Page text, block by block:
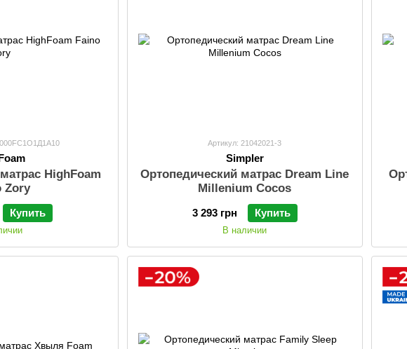
HighFoam
Zory
Купить
Артикул: 21042021-3
Simpler
Ортопедический матрас Dream Line
Millenium Cocos
3 293 грн Купить
В наличии